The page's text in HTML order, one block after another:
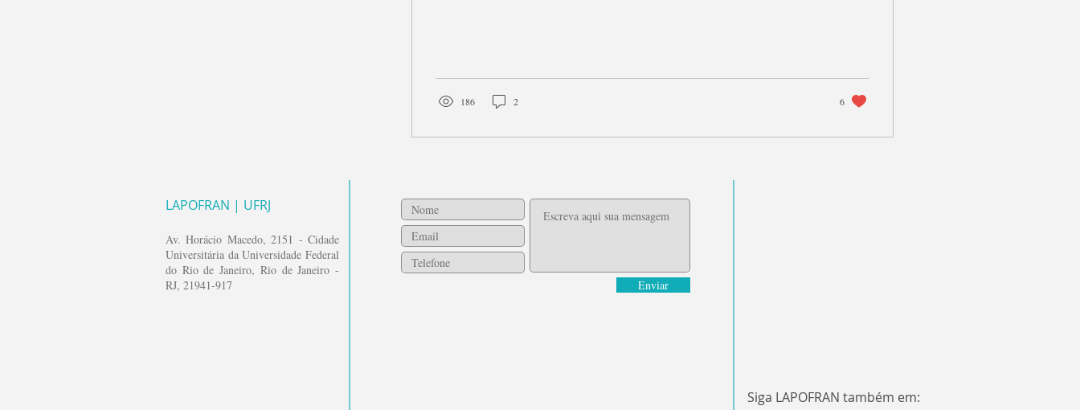
186 2 6
LAPOFRAN | UFRJ
Av. Horácio Macedo, 2151 - Cidade
Universitária da Universidade Federal
do Rio de Janeiro, Rio de Janeiro -
RJ, 21941-917
Enviar
Siga LAPOFRAN também em: